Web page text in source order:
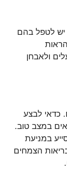
יש לטפל בהם
ולאבחן
כדאי לבצע
במצב טוב.
במניעת
הצמחים